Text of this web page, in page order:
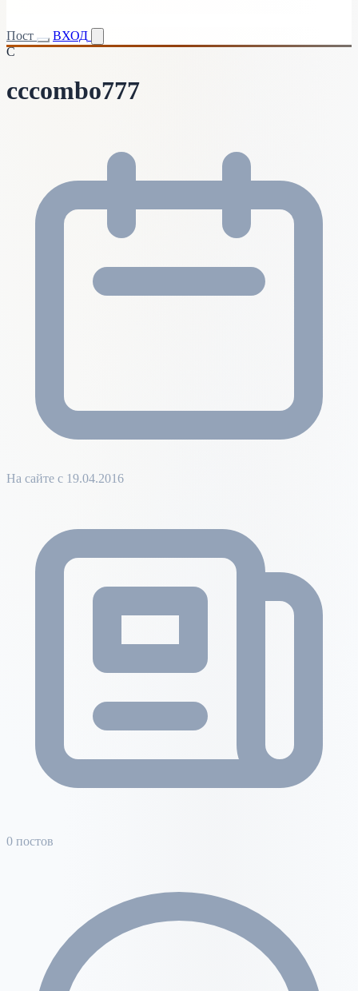
Пост
ВХОД
C
cccombo777
На сайте с 19.04.2016
0 постов